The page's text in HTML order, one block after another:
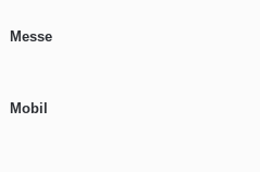
Messe
Mobil